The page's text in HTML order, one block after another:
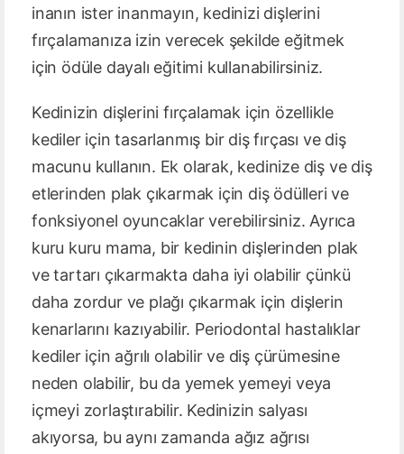
inanın ister inanmayın, kedinizi dişlerini
fırçalamanıza izin verecek şekilde eğitmek
için ödüle dayalı eğitimi kullanabilirsiniz.
Kedinizin dişlerini fırçalamak için özellikle
kediler için tasarlanmış bir diş fırçası ve diş
macunu kullanın. Ek olarak, kedinize diş ve diş
etlerinden plak çıkarmak için diş ödülleri ve
fonksiyonel oyuncaklar verebilirsiniz. Ayrıca
kuru kuru mama, bir kedinin dişlerinden plak
ve tartarı çıkarmakta daha iyi olabilir çünkü
daha zordur ve plağı çıkarmak için dişlerin
kenarlarını kazıyabilir. Periodontal hastalıklar
kediler için ağrılı olabilir ve diş çürümesine
neden olabilir, bu da yemek yemeyi veya
içmeyi zorlaştırabilir. Kedinizin salyası
akıyorsa, bu aynı zamanda ağız ağrısı